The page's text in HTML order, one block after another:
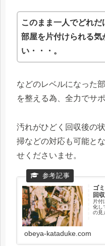
このまま一人でどれだ
部屋を片付けられる気
い・・・。
などのレベルになった
を整える為、全力でサ
汚れがひどく回収後の
掃などの対応も可能と
せくださいませ。
ゴ
回
片付
化し
の見
obeya-kataduke.com